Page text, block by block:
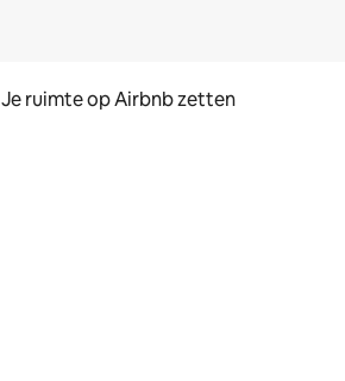
Je ruimte op Airbnb zetten